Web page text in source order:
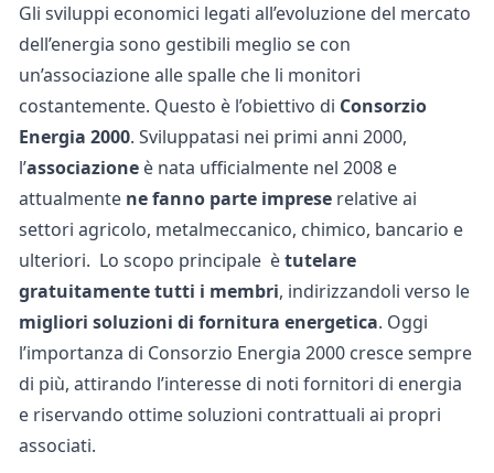
Gli sviluppi economici legati all’evoluzione del mercato
dell’energia sono gestibili meglio se con
un’associazione alle spalle che li monitori
costantemente. Questo è l’obiettivo di Consorzio
Energia 2000. Sviluppatasi nei primi anni 2000,
l’associazione è nata ufficialmente nel 2008 e
attualmente ne fanno parte imprese relative ai
settori agricolo, metalmeccanico, chimico, bancario e
ulteriori. Lo scopo principale ètutelare
gratuitamente tutti i membri, indirizzandoli verso le
migliori soluzioni di fornitura energetica. Oggi
l’importanza di Consorzio Energia 2000 cresce sempre
di più, attirando l’interesse di noti fornitori di energia
e riservando ottime soluzioni contrattuali ai propri
associati.